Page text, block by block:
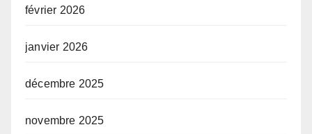
février 2026
janvier 2026
décembre 2025
novembre 2025